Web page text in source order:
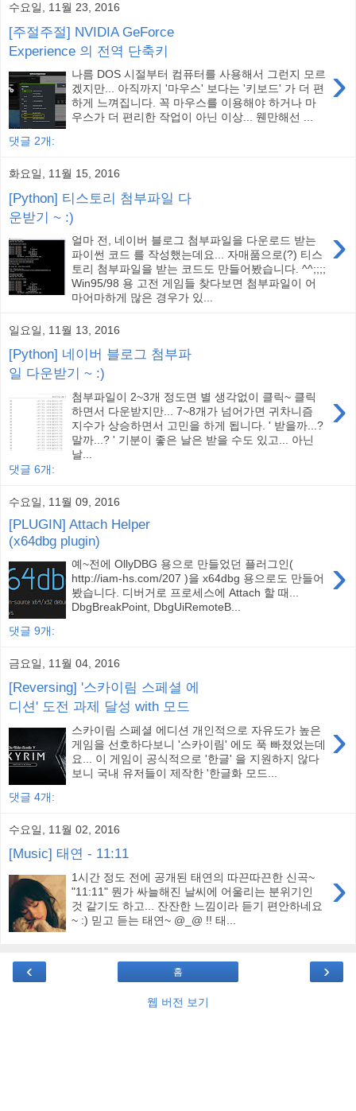
수요일, 11월 23, 2016
[주절주절] NVIDIA GeForce
Experience 의 전역 단축키
›
나름 DOS 시절부터 컴퓨터를 사용해서 그런지 모르
겠지만... 아직까지 '마우스' 보다는 '키보드' 가 더 편
하게 느껴집니다. 꼭 마우스를 이용해야 하거나 마
우스가 더 편리한 작업이 아닌 이상... 웬만해선 ...
댓글 2개:
화요일, 11월 15, 2016
[Python] 티스토리 첨부파일 다
운받기 ~ :)
›
얼마 전, 네이버 블로그 첨부파일을 다운로드 받는
파이썬 코드 를 작성했는데요... 자매품으로(?) 티스
토리 첨부파일을 받는 코드도 만들어봤습니다. ^^;;;;
Win95/98 용 고전 게임들 찾다보면 첨부파일이 어
마어마하게 많은 경우가 있...
일요일, 11월 13, 2016
[Python] 네이버 블로그 첨부파
일 다운받기 ~ :)
›
첨부파일이 2~3개 정도면 별 생각없이 클릭~ 클릭
하면서 다운받지만... 7~8개가 넘어가면 귀차니즘
지수가 상승하면서 고민을 하게 됩니다. ' 받을까...?
말까...? ' 기분이 좋은 날은 받을 수도 있고... 아닌
날...
댓글 6개:
수요일, 11월 09, 2016
[PLUGIN] Attach Helper
(x64dbg plugin)
›
예~전에 OllyDBG 용으로 만들었던 플러그인(
http://iam-hs.com/207 )을 x64dbg 용으로도 만들어
봤습니다. 디버거로 프로세스에 Attach 할 때...
DbgBreakPoint, DbgUiRemoteB...
댓글 9개:
금요일, 11월 04, 2016
[Reversing] '스카이림 스페셜 에
디션' 도전 과제 달성 with 모드
›
스카이림 스페셜 에디션 개인적으로 자유도가 높은
게임을 선호하다보니 '스카이림' 에도 푹 빠졌었는데
요... 이 게임이 공식적으로 '한글' 을 지원하지 않다
보니 국내 유저들이 제작한 '한글화 모드...
댓글 4개:
수요일, 11월 02, 2016
[Music] 태연 - 11:11
›
1시간 정도 전에 공개된 태연의 따끈따끈한 신곡~
"11:11" 뭔가 싸늘해진 날씨에 어울리는 분위기인
것 같기도 하고... 잔잔한 느낌이라 듣기 편안하네요
~ :) 믿고 듣는 태연~ @_@ !! 태...
‹ ›
홈
웹 버전 보기